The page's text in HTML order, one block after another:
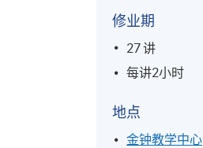
修业期
27 讲
每讲2小时
地点
金钟教学中心